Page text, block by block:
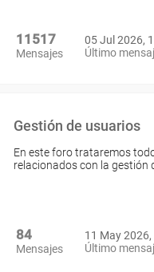
11517
Mensajes
05 Jul 2026,
Último
Gestión de usuarios
En este foro trataremos
relacionados con la gestión
84
Mensajes
11 May 2026,
Último